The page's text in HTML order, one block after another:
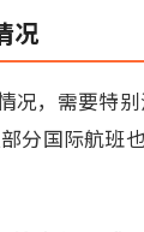
况
况，需要特
分国际航班